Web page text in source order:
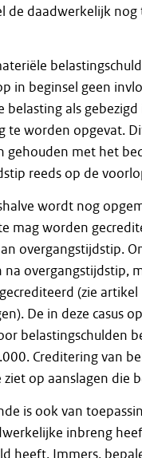
de daadwerkelijk
in beginsel geen
belasting als
te worden opgevat.
gehouden met het
reeds op de
wordt nog
mag worden
overgangstijdstip.
na overgangstijdstip,
(zie
De in deze casus
belastingschulden
Creditering van
ziet op aanslagen
is ook van
inbreng
heeft. Immers,